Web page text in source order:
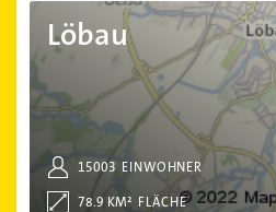
Löbau
EINWOHNER
15003
FLÄCHE
78.9 KM²
Löbau